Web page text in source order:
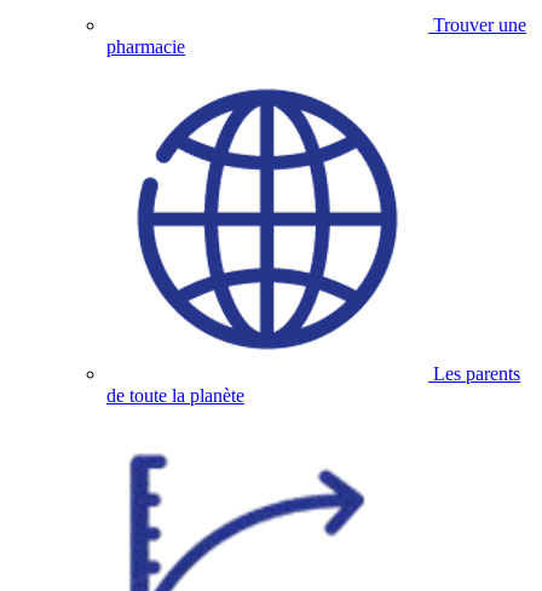
Trouver une
pharmacie
Les parents
de toute la planète